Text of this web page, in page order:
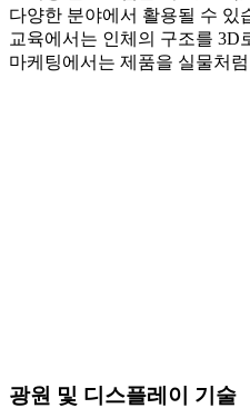
다양한 분야에서 활용될 수 있
교육에서는 인체의 구조를 3D
마케팅에서는 제품을 실물처
광원 및 디스플레이 기술